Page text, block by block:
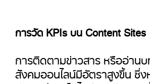
การวัด KPIs บน Content Sites
การติดตามข่าวสาร หรืออ่าน
สังคมออนไลน์มีอัตราสูงขึ้น ซึ่